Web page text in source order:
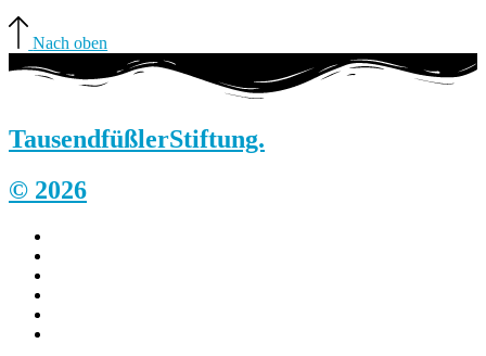
Nach oben
TausendfüßlerStiftung.
© 2026